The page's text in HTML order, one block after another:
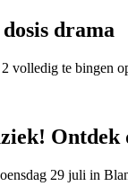
drama
volledig te bingen
29 juli in